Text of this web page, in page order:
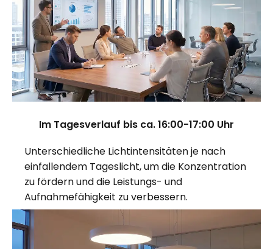
Im Tagesverlauf bis ca. 16:00-17:00 Uhr
Unterschiedliche Lichtintensitäten je nach
einfallendem Tageslicht, um die Konzentration
zu fördern und die Leistungs- und
Aufnahmefähigkeit zu verbessern.